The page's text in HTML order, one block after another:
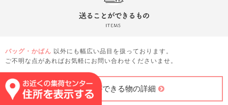
バッグ・かばん 以外にも幅広い品目を扱っております。
ご不明な点があればお気軽にお問い合わせくださいませ。
送ることができる物の詳細